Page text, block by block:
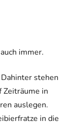
immer.
stehen
Zeiträume in
auslegen.
in die